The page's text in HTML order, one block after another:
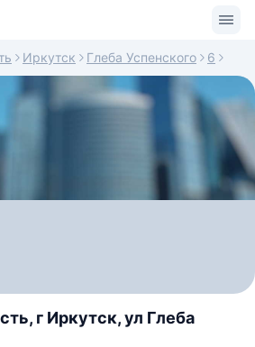
Иркутск Глеба Успенского 6
г Иркутск, ул Глеба